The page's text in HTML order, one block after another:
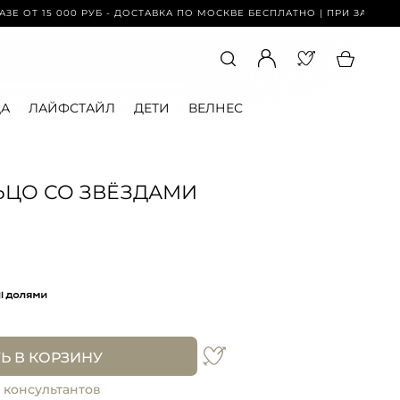
000 РУБ - ДОСТАВКА ПО МОСКВЕ БЕСПЛАТНО | ПРИ ЗАКАЗЕ ОТ 15
ЛАЙФСТАЙЛ ДЕТИ ВЕЛНЕС
СО ЗВЁЗДАМИ
В КОРЗИНУ